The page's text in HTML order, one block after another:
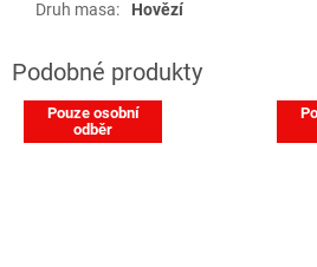
Druh masa: Hovězí
Pouze osobní
odběr